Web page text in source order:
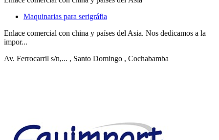
Maquinarias para serigráfia
Enlace comercial con china y países del Asia. Nos dedicamos a la
impor...
Av. Ferrocarril s/n,... , Santo Domingo , Cochabamba